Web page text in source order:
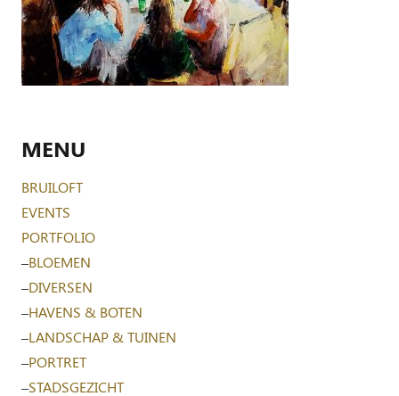
MENU
BRUILOFT
EVENTS
PORTFOLIO
–BLOEMEN
–DIVERSEN
–HAVENS & BOTEN
–LANDSCHAP & TUINEN
–PORTRET
–STADSGEZICHT